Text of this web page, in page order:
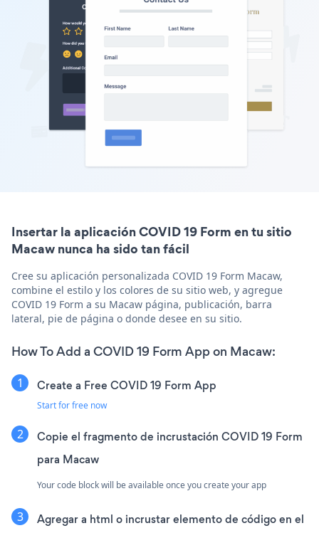
Insertar la aplicación COVID 19 Form en tu sitio
Macaw nunca ha sido tan fácil
Cree su aplicación personalizada COVID 19 Form Macaw,
combine el estilo y los colores de su sitio web, y agregue
COVID 19 Form a su Macaw página, publicación, barra
lateral, pie de página o donde desee en su sitio.
How To Add a COVID 19 Form App on Macaw:
Create a Free COVID 19 Form App
Start for free now
Copie el fragmento de incrustación COVID 19 Form
para Macaw
Your code block will be available once you create your app
Agregar a html o incrustar elemento de código en el